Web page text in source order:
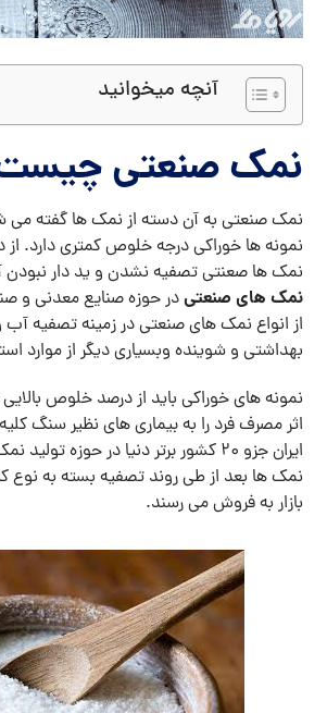
آنچه میخوانید
نمک صنعتی
نمک صنعتی به آن دسته از نمک ها گفته
نمونه ها خوراکی درجه خلوص کمتری دارد.
نمک ها صعنتی تصفیه نشدن و ید دار
نمک های صنعتیدر حوزه صنایع معدنی و
از انواع نمک های صنعتی در زمینه تصفیه آب
بهداشتی و شوینده وبسیاری دیگر از موارد
نمونه های خوراکی باید از درصد خلوص بالایی
اثر مصرف فرد را به بیماری های نظیر سنگ
ایران جزو 20 کشور برتر دنیا در حوزه
نمک ها بعد از طی روند تصفیه بسته به نوع
بازار به فروش می رسند.